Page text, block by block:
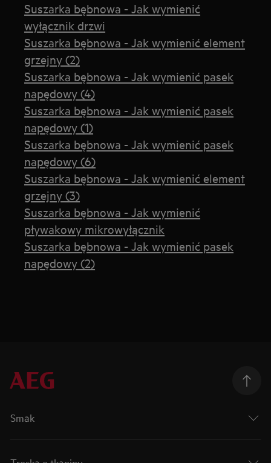
Suszarka bębnowa - Jak wymienić
wyłącznik drzwi
Suszarka bębnowa - Jak wymienić element
grzejny (2)
Suszarka bębnowa - Jak wymienić pasek
napędowy (4)
Suszarka bębnowa - Jak wymienić pasek
napędowy (1)
Suszarka bębnowa - Jak wymienić pasek
napędowy (6)
Suszarka bębnowa - Jak wymienić element
grzejny (3)
Suszarka bębnowa - Jak wymienić
pływakowy mikrowyłącznik
Suszarka bębnowa - Jak wymienić pasek
napędowy (2)
Smak